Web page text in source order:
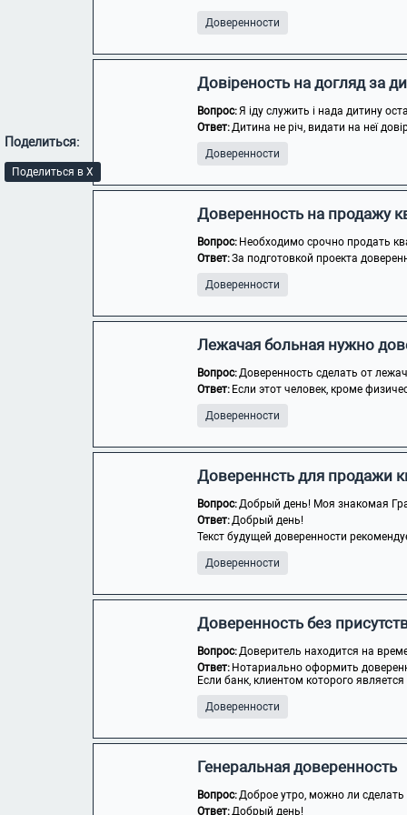
Поделиться:
Поделиться в X
Доверенности
Довіреность на догляд за
Вопрос:Я іду служить і нада дитину
Ответ:Дитина не річ, видати на неї
Доверенности
Доверенность на продажу
Вопрос: Необходимо срочно продать
Ответ:За подготовкой проекта
Доверенности
Лежачая больная нужно
Вопрос:Доверенность сделать от
Ответ: Если этот человек, кроме
Доверенности
Довереннсть для продажи
Вопрос:Добрый день! Моя знакомая
Ответ:Добрый день!
Текст будущей доверенности
Доверенности
Доверенность без
Вопрос:Доверитель находится на
Ответ: Нотариально оформить
Если банк, клиентом которого
Доверенности
Генеральная доверенность
Вопрос:Доброе утро, можно ли сделать
Ответ:Добрый день!